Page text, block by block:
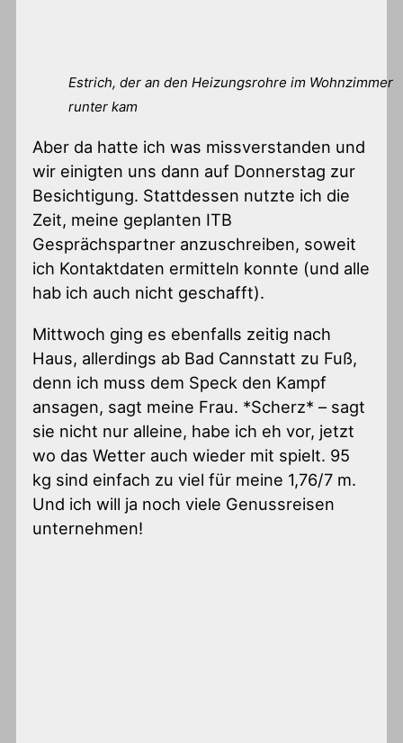
Estrich, der an den Heizungsrohre im Wohnzimmer
runter kam
Aber da hatte ich was missverstanden und
wir einigten uns dann auf Donnerstag zur
Besichtigung. Stattdessen nutzte ich die
Zeit, meine geplanten ITB
Gesprächspartner anzuschreiben, soweit
ich Kontaktdaten ermitteln konnte (und alle
hab ich auch nicht geschafft).
Mittwoch ging es ebenfalls zeitig nach
Haus, allerdings ab Bad Cannstatt zu Fuß,
denn ich muss dem Speck den Kampf
ansagen, sagt meine Frau. *Scherz* – sagt
sie nicht nur alleine, habe ich eh vor, jetzt
wo das Wetter auch wieder mit spielt. 95
kg sind einfach zu viel für meine 1,76/7 m.
Und ich will ja noch viele Genussreisen
unternehmen!